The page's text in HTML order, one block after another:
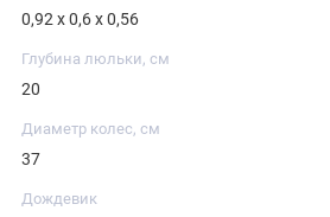
0,92 х 0,6 х 0,56
Глубина люльки, см
20
Диаметр колес, см
37
Дождевик